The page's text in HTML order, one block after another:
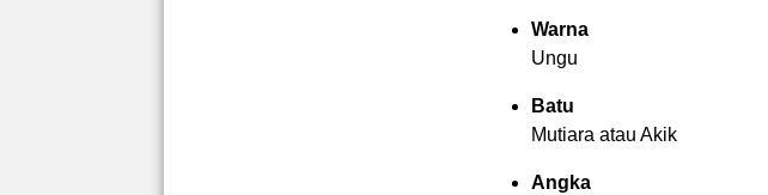
Warna
Ungu
Batu
Mutiara atau Akik
Angka